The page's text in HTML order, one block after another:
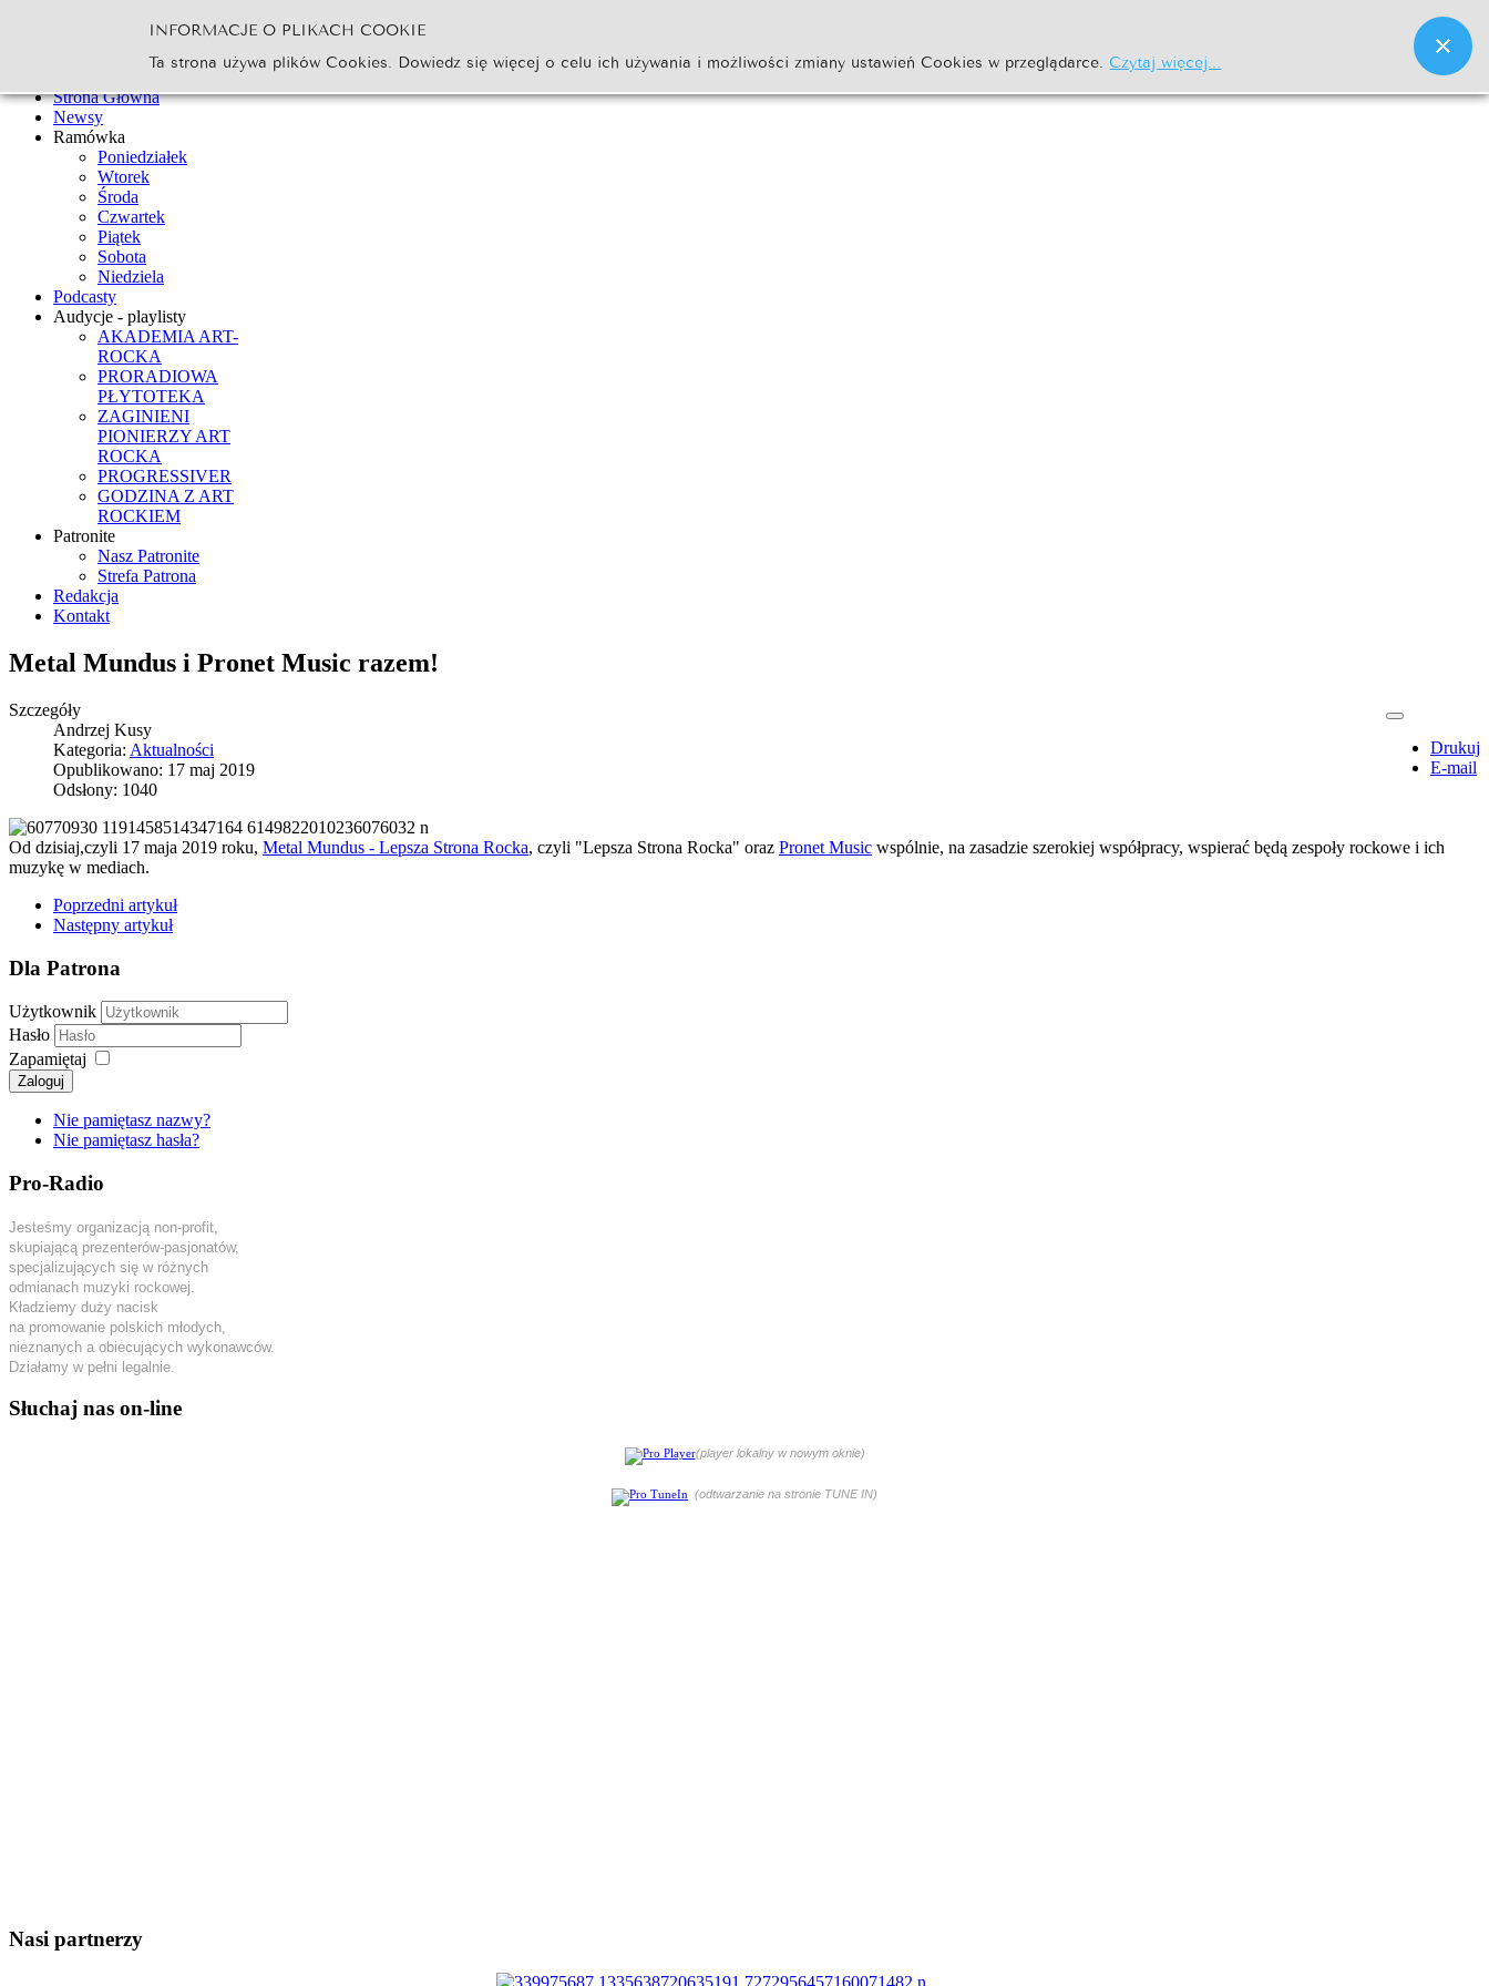
Go
Strona Główna
Newsy
Ramówka
Poniedziałek
Wtorek
Środa
Czwartek
Piątek
Sobota
Niedziela
Podcasty
Audycje - playlisty
AKADEMIA ART-
ROCKA
PRORADIOWA
PŁYTOTEKA
ZAGINIENI
PIONIERZY ART
ROCKA
PROGRESSIVER
GODZINA Z ART
ROCKIEM
Patronite
Nasz Patronite
Strefa Patrona
Redakcja
Kontakt
Metal Mundus i Pronet Music razem!
Drukuj
E-mail
Szczegóły
Andrzej Kusy
Kategoria: Aktualności
Opublikowano: 17 maj 2019
Odsłony: 1040
Od dzisiaj,czyli 17 maja 2019 roku, Metal Mundus - Lepsza Strona Rocka, czyli "Lepsza Strona Rocka" oraz Pronet Music wspólnie, na zasadzie szerokiej współpracy, wspierać będą zespoły rockowe i ich
muzykę w mediach.
Poprzedni artykuł
Następny artykuł
Dla Patrona
Użytkownik
Hasło
Zapamiętaj
Zaloguj
Nie pamiętasz nazwy?
Nie pamiętasz hasła?
Pro-Radio
Jesteśmy organizacją non-profit,
skupiającą prezenterów-pasjonatów,
specjalizujących się w różnych
odmianach muzyki rockowej.
Kładziemy duży nacisk
na promowanie polskich młodych,
nieznanych a obiecujących wykonawców.
Działamy w pełni legalnie.
Słuchaj nas on-line
(player lokalny w nowym oknie)
(odtwarzanie na stronie TUNE IN)
Nasi partnerzy
INFORMACJE O PLIKACH COOKIE
Ta strona używa plików Cookies. Dowiedz się więcej o celu ich używania i możliwości zmiany ustawień Cookies w przeglądarce.Czytaj więcej...